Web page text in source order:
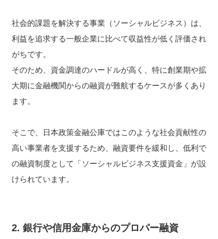
社会的課題を解決する事業（ソーシャルビジネス）は、
利益を追求する一般企業に比べて収益性が低く評価され
がちです。
そのため、資金調達のハードルが高く、特に創業期や拡
大期に金融機関からの融資が難航するケースが多くあり
ます。
そこで、日本政策金融公庫ではこのような社会貢献性の
高い事業者を支援するため、融資要件を緩和し、低利で
の融資制度として「ソーシャルビジネス支援資金」が設
けられています。
2. 銀行や信用金庫からのプロパー融資